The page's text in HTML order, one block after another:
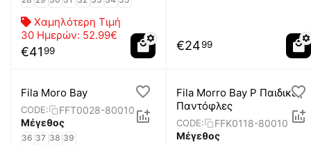
Χαμηλότερη Τιμή
30 Ημερών: 52.99€
€41 99 €2499
Fila Moro Bay
CODE:
FFT0028-80010
Μέγεθος
36 37 38 39
Fila Morro Bay P Παιδικές
Παντόφλες
CODE:
FFK0118-80010
Μέγεθος